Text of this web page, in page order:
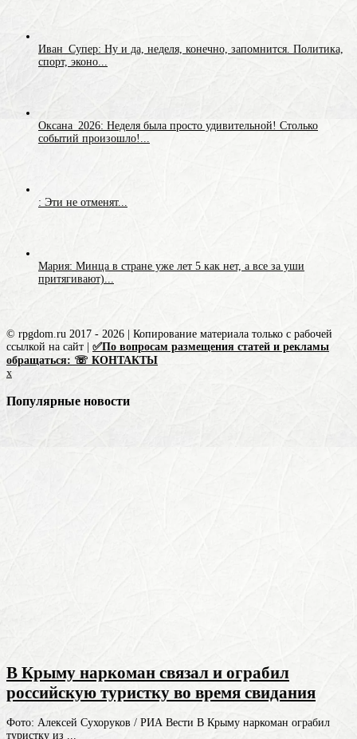
Иван_Супер: Ну и да, неделя, конечно, запомнится. Политика,
спорт, эконо...
Оксана_2026: Неделя была просто удивительной! Столько
событий произошло!...
: Эти не отменят...
Мария: Минца в стране уже лет 5 как нет, а все за уши
притягивают)...
© rpgdom.ru 2017 - 2026 | Копирование материала только с рабочей
ссылкой на сайт | ✅По вопросам размещения статей и рекламы
обращаться: ☏ КОНТАКТЫ
x
Популярные новости
В Крыму наркоман связал и ограбил
российскую туристку во время свидания
Фото: Алексей Сухоруков / РИА Вести В Крыму наркоман ограбил
туристку из ...